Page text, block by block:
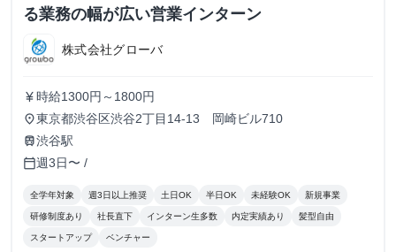
る業務の幅が広い営業インターン
株式会社グローバ
currency_yen 時給1300円～1800円
place東京都渋谷区渋谷2丁目14-13 岡崎ビル710
train渋谷駅
calendar_today週3日〜 /
全学年対象 週3日以上推奨 土日OK 半日OK 未経験OK 新規事業
研修制度あり 社長直下 インターン生多数 内定実績あり 髪型自由
スタートアップ ベンチャー